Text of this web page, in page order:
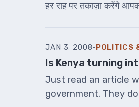
हर राह पर तकाज़ा करेंगे
JAN 3, 2008· POLITICS
Is Kenya turning
Just read an article
government. They